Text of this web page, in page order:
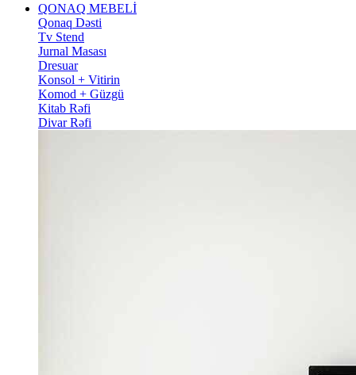
QONAQ MEBELİ
Qonaq Dəsti
Tv Stend
Jurnal Masası
Dresuar
Konsol + Vitirin
Komod + Güzgü
Kitab Rəfi
Divar Rəfi